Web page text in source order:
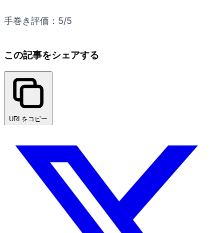
手巻き評価：5/5
この記事をシェアする
URLをコピー